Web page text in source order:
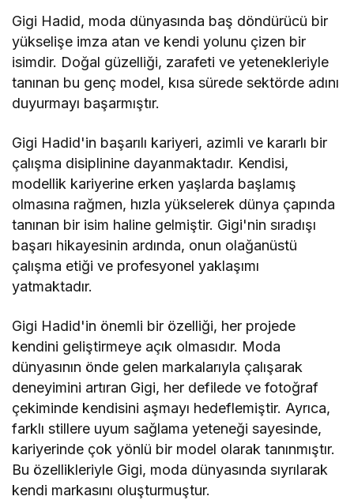
Gigi Hadid, moda dünyasında baş döndürücü bir
yükselişe imza atan ve kendi yolunu çizen bir
isimdir. Doğal güzelliği, zarafeti ve yetenekleriyle
tanınan bu genç model, kısa sürede sektörde adını
duyurmayı başarmıştır.
Gigi Hadid'in başarılı kariyeri, azimli ve kararlı bir
çalışma disiplinine dayanmaktadır. Kendisi,
modellik kariyerine erken yaşlarda başlamış
olmasına rağmen, hızla yükselerek dünya çapında
tanınan bir isim haline gelmiştir. Gigi'nin sıradışı
başarı hikayesinin ardında, onun olağanüstü
çalışma etiği ve profesyonel yaklaşımı
yatmaktadır.
Gigi Hadid'in önemli bir özelliği, her projede
kendini geliştirmeye açık olmasıdır. Moda
dünyasının önde gelen markalarıyla çalışarak
deneyimini artıran Gigi, her defilede ve fotoğraf
çekiminde kendisini aşmayı hedeflemiştir. Ayrıca,
farklı stillere uyum sağlama yeteneği sayesinde,
kariyerinde çok yönlü bir model olarak tanınmıştır.
Bu özellikleriyle Gigi, moda dünyasında sıyrılarak
kendi markasını oluşturmuştur.